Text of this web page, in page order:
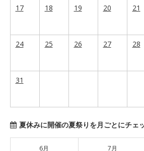
17
18 19 20 21
24 25 26 27 28
31
夏休みに開催の夏祭りを月ごとにチェ
6月 7月